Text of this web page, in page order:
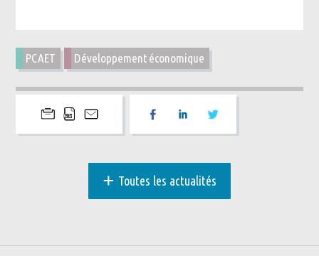
PCAET Développement économique
+ Toutes les actualités